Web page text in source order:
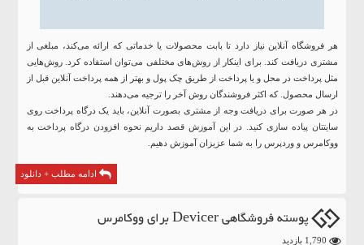
هر فروشگاه آنلاین نیاز دارد تا بابت محصولات یا خدماتی که ارائه می‌کند، مبلغی از
مشتری دریافت کند. برای اینکار از روش‌های مختلفی می‌توان استفاده کرد. روش‌هایی
مثل پرداخت در محل و یا پرداخت از طریق چک پول و بهتر از همه پرداخت آنلاین قبل از
ارسال محصول. که اکثر فروشندگان روش آخر را ترجیه می‌دهند.
در هر صورت برای دریافت وجه از مشتری بصورت آنلاین، باید یک درگاه پرداخت روی
سایتتان پیاده سازی کنید. در این آموزش قصد داریم نحوه افزودن درگاه پرداخت به
ووکامرس و وردپرس را به شما عزیزان آموزش دهیم.
ادامه مطلب + دانلود
پوسته فروشگاهی Devicer برای ووکامرس